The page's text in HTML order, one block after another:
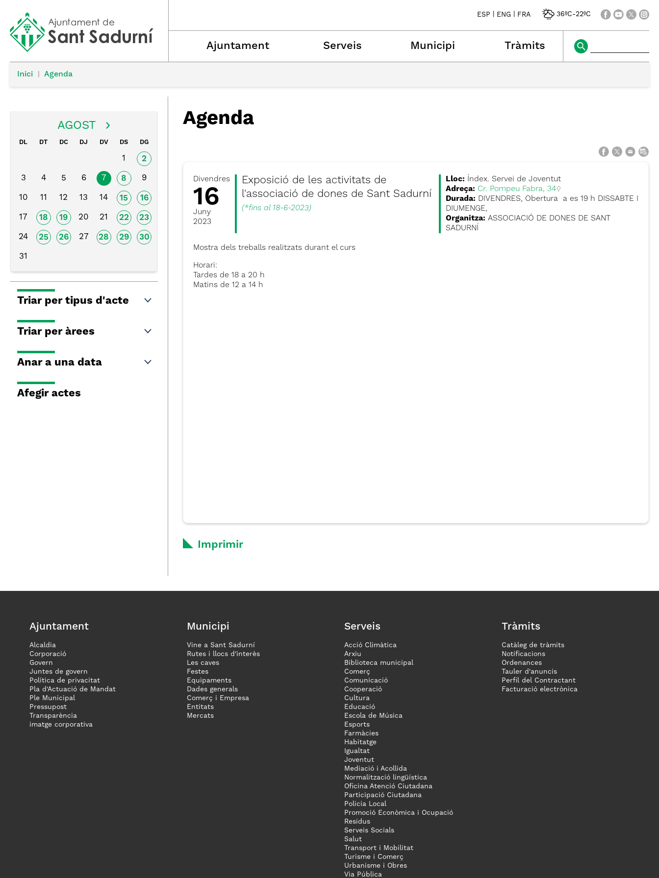
ESP ENG FRA 36ºC-22ºC
Ajuntament Serveis Municipi Tràmits
Inici Agenda
AGOST
DL DT DC DJ DV DS DG
1 2
3 4 5 6 7 8 9
10 11 12 13 14 15 16
17 18 19 20 21 22 23
24 25 26 27 28 29 30
31
Triar per tipus d'acte
Triar per àrees
Anar a una data
Afegir actes
Agenda
Divendres
16
Juny
2023
Exposició de les activitats de
l'associació de dones de Sant Sadurní
(*fins al 18-6-2023)
Lloc:
Índex. Servei de Joventut
Adreça: Cr. Pompeu Fabra, 34
Durada: DIVENDRES, Obertura a es 19 h DISSABTE I
DIUMENGE,
Organitza: ASSOCIACIÓ DE DONES DE SANT
SADURNÍ
Mostra dels treballs realitzats durant el curs
Horari:
Tardes de 18 a 20 h
Matins de 12 a 14 h
Imprimir
Ajuntament
Alcaldia
Corporació
Govern
Juntes de govern
Política de privacitat
Pla d'Actuació de Mandat
Ple Municipal
Pressupost
Transparència
imatge corporativa
Municipi
Vine a Sant Sadurní
Rutes i llocs d'interès
Les caves
Festes
Equipaments
Dades generals
Comerç i Empresa
Entitats
Mercats
Serveis
Acció Climàtica
Arxiu
Biblioteca municipal
Comerç
Comunicació
Cooperació
Cultura
Educació
Escola de Música
Esports
Farmàcies
Habitatge
Igualtat
Joventut
Mediació i Acollida
Normalització lingüística
Oficina Atenció Ciutadana
Participació Ciutadana
Policia Local
Promoció Econòmica i Ocupació
Residus
Serveis Socials
Salut
Transport i Mobilitat
Turisme i Comerç
Urbanisme i Obres
Via Pública
Tràmits
Catàleg de tràmits
Notificacions
Ordenances
Tauler d'anuncis
Perfil del Contractant
Facturació electrònica